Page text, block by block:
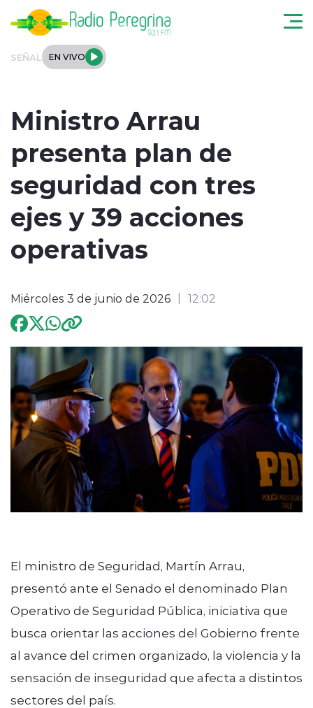
SEÑAL EN VIVO
Tendencias
Podcast
Internacional
Entrevistas
Ministro Arrau
presenta plan de
seguridad con tres
ejes y 39 acciones
operativas
Miércoles 3 de junio de 2026 12:02
El ministro de Seguridad, Martín Arrau,
presentó ante el Senado el denominado Plan
Operativo de Seguridad Pública, iniciativa que
busca orientar las acciones del Gobierno frente
al avance del crimen organizado, la violencia y la
sensación de inseguridad que afecta a distintos
sectores del país.